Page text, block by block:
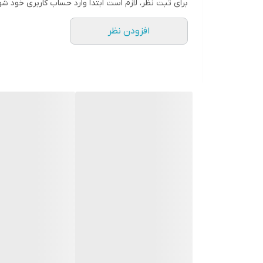
برای ثبت نظر، لازم است ابتدا وارد حساب کاربری خود
افزودن نظر